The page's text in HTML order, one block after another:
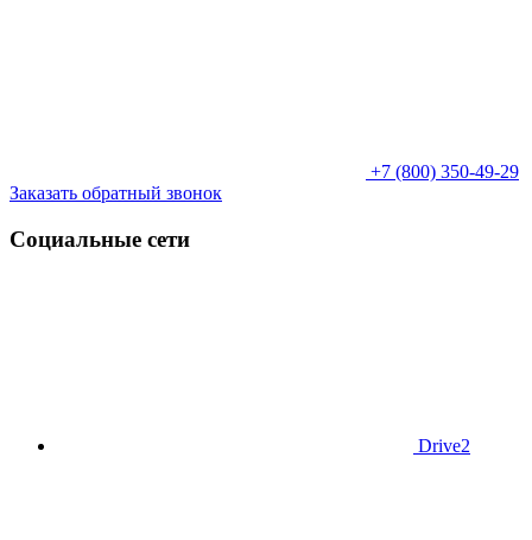
+7 (800) 350-49-29
Заказать обратный звонок
Социальные сети
Drive2